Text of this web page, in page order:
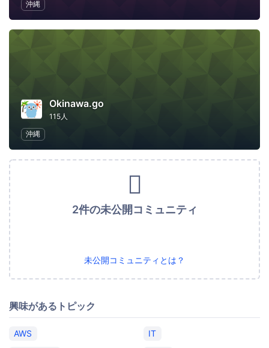
沖縄
Okinawa.go
115人
沖縄
2件の未公開コミュニティ
未公開コミュニティとは？
興味があるトピック
AWS
IT